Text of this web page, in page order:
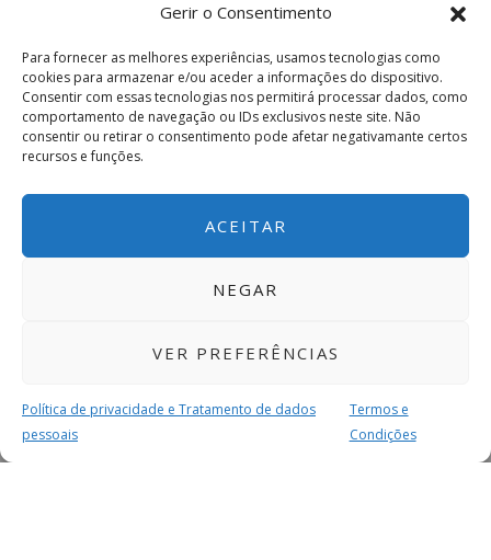
Gerir o Consentimento
Para fornecer as melhores experiências, usamos tecnologias como
cookies para armazenar e/ou aceder a informações do dispositivo.
Consentir com essas tecnologias nos permitirá processar dados, como
comportamento de navegação ou IDs exclusivos neste site. Não
consentir ou retirar o consentimento pode afetar negativamante certos
recursos e funções.
ACEITAR
NEGAR
VER PREFERÊNCIAS
Política de privacidade e Tratamento de dados
pessoais
Termos e
Condições